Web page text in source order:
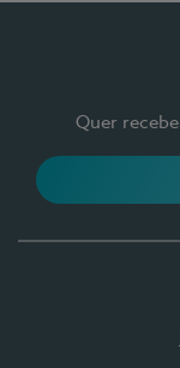
Quer